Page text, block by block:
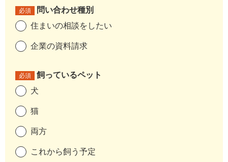
必須
問い合わせ種別
住まいの相談をしたい
企業の資料請求
必須
飼っているペット
犬
猫
両方
これから飼う予定